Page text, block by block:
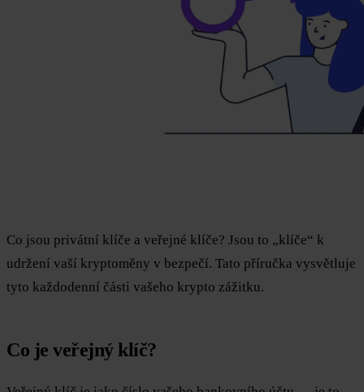
Co jsou privátní klíče a veřejné klíče? Jsou to „klíče“ k
udržení vaší kryptoměny v bezpečí. Tato příručka vysvětluje
tyto každodenní části vašeho krypto zážitku.
Co je veřejný klíč?